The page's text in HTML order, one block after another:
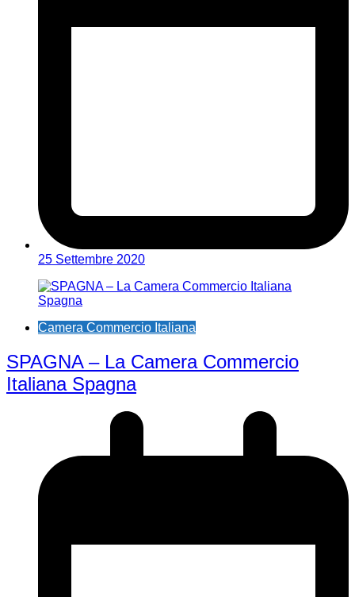
25 Settembre 2020
Camera Commercio Italiana
SPAGNA – La Camera Commercio
Italiana Spagna